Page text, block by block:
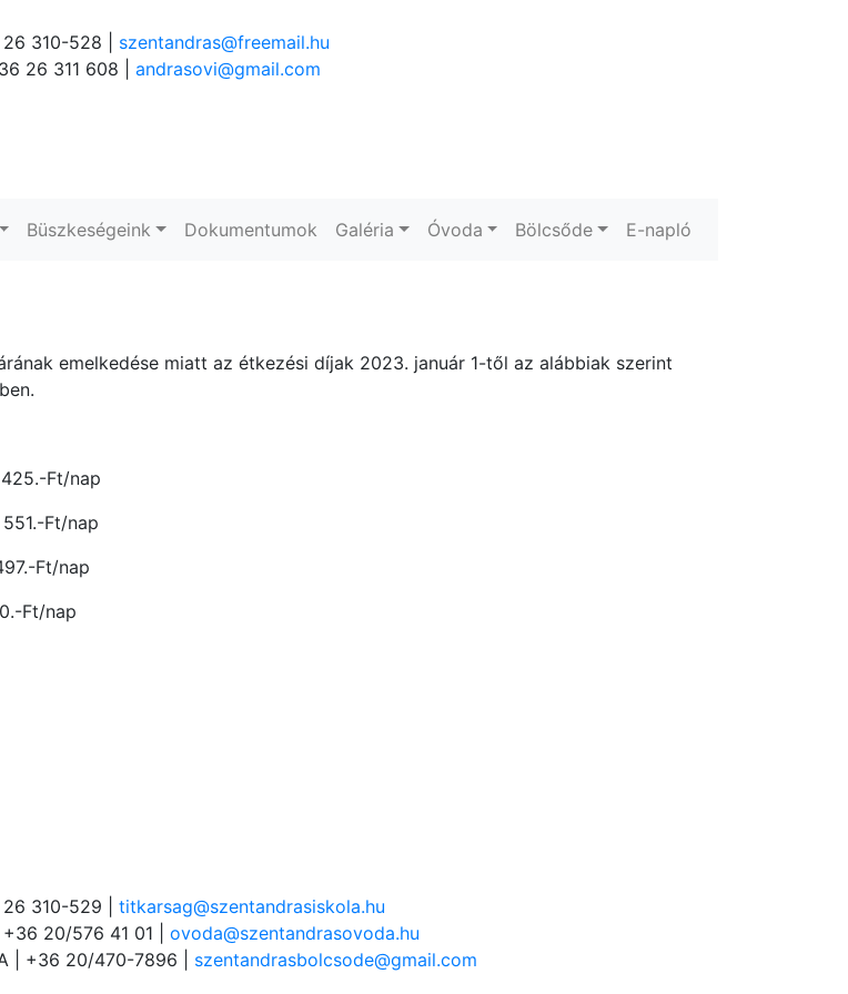
310-528 | szentandras@freemail.hu
26 311 608 | andrasovi@gmail.com
Büszkeségeink Dokumentumok Galéria Óvoda Bölcsőde E-napló
emelkedése miatt az étkezési díjak 2023. január 1-től az alábbiak szerint
nap
nap
nap
Ft/nap
310-529 | titkarsag@szentandrasiskola.hu
20/576 41 01 | ovoda@szentandrasovoda.hu
| +36 20/470-7896 | szentandrasbolcsode@gmail.com